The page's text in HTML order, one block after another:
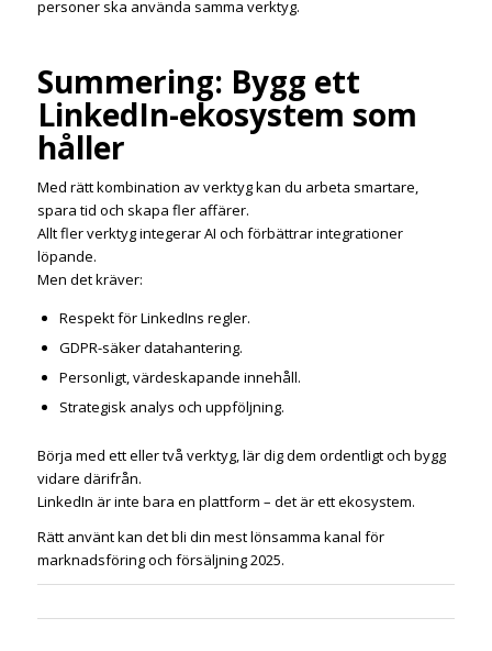
personer ska använda samma verktyg.
Summering: Bygg ett
LinkedIn-ekosystem som
håller
Med rätt kombination av verktyg kan du arbeta smartare,
spara tid och skapa fler affärer.
Allt fler verktyg integerar AI och förbättrar integrationer
löpande.
Men det kräver:
Respekt för LinkedIns regler.
GDPR-säker datahantering.
Personligt, värdeskapande innehåll.
Strategisk analys och uppföljning.
Börja med ett eller två verktyg, lär dig dem ordentligt och bygg
vidare därifrån.
LinkedIn är inte bara en plattform – det är ett ekosystem.
Rätt använt kan det bli din mest lönsamma kanal för
marknadsföring och försäljning 2025.